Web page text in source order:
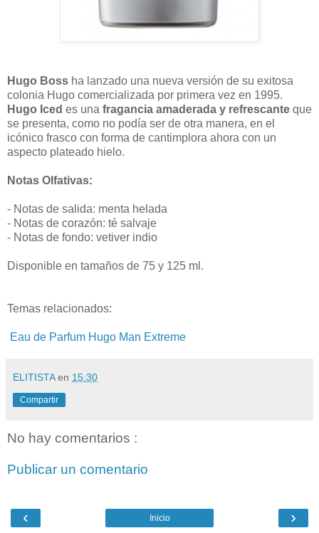
Hugo Boss ha lanzado una nueva versión de su exitosa
colonia Hugo comercializada por primera vez en 1995.
Hugo Iced es una fragancia amaderada y refrescante que
se presenta, como no podía ser de otra manera, en el
icónico frasco con forma de cantimplora ahora con un
aspecto plateado hielo.
Notas Olfativas:
- Notas de salida: menta helada
- Notas de corazón: té salvaje
- Notas de fondo: vetiver indio
Disponible en tamaños de 75 y 125 ml.
Temas relacionados:
Eau de Parfum Hugo Man Extreme
ELITISTAen 15:30
Compartir
No hay comentarios :
Publicar un comentario
‹ ›
Inicio